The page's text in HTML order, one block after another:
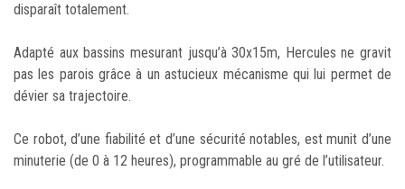
disparaît totalement.
Adapté aux bassins mesurant jusqu’à 30x15m, Hercules ne gravit
pas les parois grâce à un astucieux mécanisme qui lui permet de
dévier sa trajectoire.
Ce robot, d’une fiabilité et d’une sécurité notables, est munit d’une
minuterie (de 0 à 12 heures), programmable au gré de l’utilisateur.